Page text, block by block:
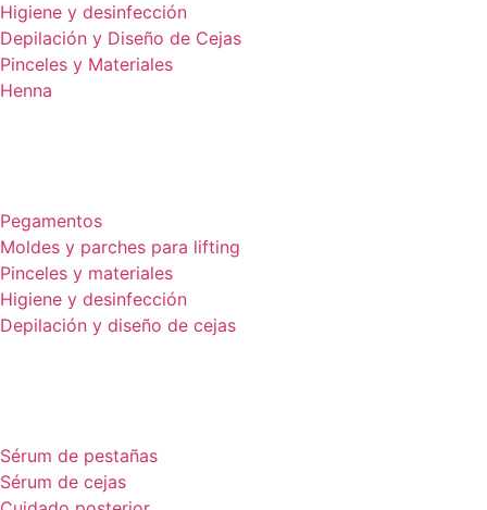
Higiene y desinfección
Depilación y Diseño de Cejas
Pinceles y Materiales
Henna
Pegamentos
Moldes y parches para lifting
Pinceles y materiales
Higiene y desinfección
Depilación y diseño de cejas
Sérum de pestañas
Sérum de cejas